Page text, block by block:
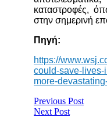
καταστροφές,
στην σημερινή
Πηγή:
https://
could-save-lives-
more-
Previous Post
Next Post